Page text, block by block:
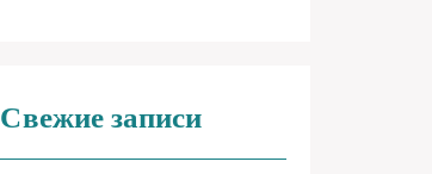
Свежие записи